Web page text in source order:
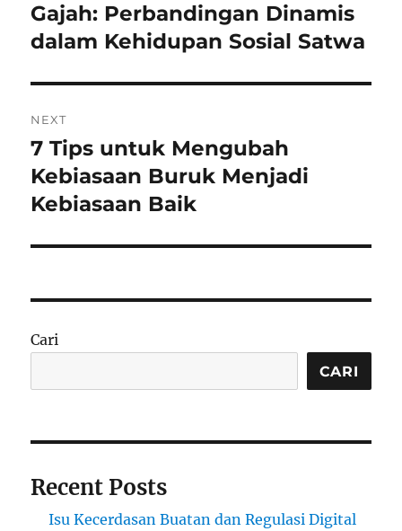
post:
Gajah: Perbandingan Dinamis
dalam Kehidupan Sosial Satwa
NEXT
Next
post:
7 Tips untuk Mengubah
Kebiasaan Buruk Menjadi
Kebiasaan Baik
Cari
CARI
Recent Posts
Isu Kecerdasan Buatan dan Regulasi Digital